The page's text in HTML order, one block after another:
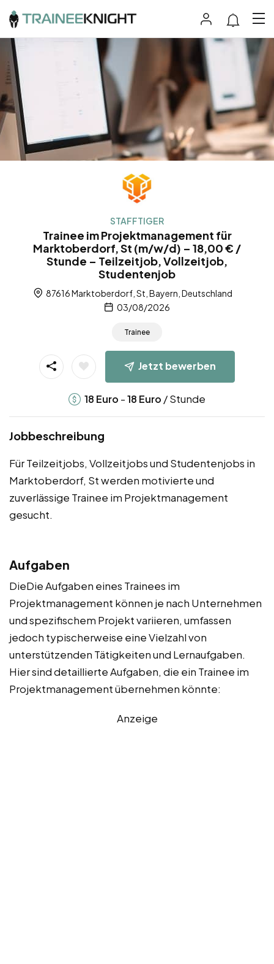
STAFFTIGER
Trainee im Projektmanagement für
Marktoberdorf, St (m/w/d) – 18,00 € /
Stunde – Teilzeitjob, Vollzeitjob,
Studentenjob
87616 Marktoberdorf, St, Bayern, Deutschland
03/08/2026
Trainee
Jetzt bewerben
18 Euro -18 Euro / Stunde
Jobbeschreibung
Für Teilzeitjobs, Vollzeitjobs und Studentenjobs in
Marktoberdorf, St werden motivierte und
zuverlässige Trainee im Projektmanagement
gesucht.
Aufgaben
DieDie Aufgaben eines Trainees im
Projektmanagement können je nach Unternehmen
und spezifischem Projekt variieren, umfassen
jedoch typischerweise eine Vielzahl von
unterstützenden Tätigkeiten und Lernaufgaben.
Hier sind detaillierte Aufgaben, die ein Trainee im
Projektmanagement übernehmen könnte:
Anzeige